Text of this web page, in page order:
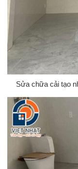
Sửa chữa cải tạo